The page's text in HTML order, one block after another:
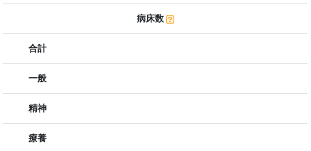
病床数
合計
一般
精神
療養